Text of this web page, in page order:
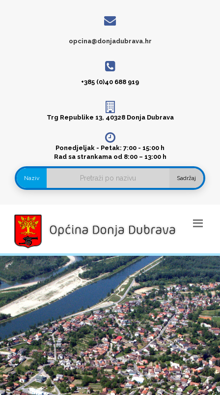
opcina@donjadubrava.hr
+385 (0)40 688 919
Trg Republike 13, 40328 Donja Dubrava
Ponedjeljak - Petak: 7:00 - 15:00 h
Rad sa strankama od 8:00 – 13:00 h
Naziv Sadržaj